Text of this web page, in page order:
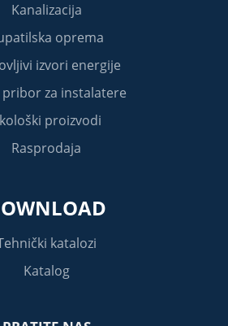
Kanalizacija
oprema
izvori energije
pribor za instalatere
proizvodi
Rasprodaja
katalozi
Katalog